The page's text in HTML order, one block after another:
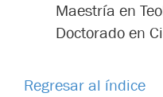
Maestría en
Doctorado en
Regresar al índice